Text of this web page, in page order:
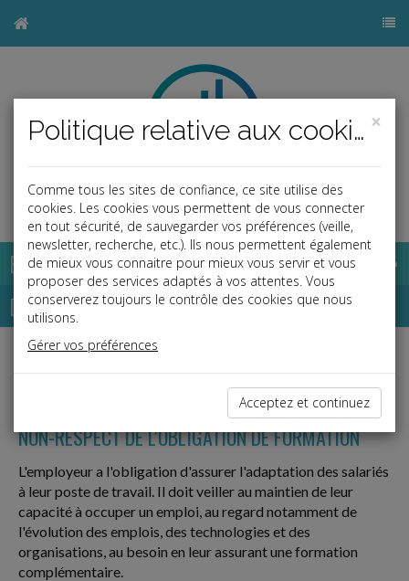
Base documentaire
Dépêches
NON-RESPECT DE L'OBLIGATION DE FORMATION
L'employeur a l'obligation d'assurer l'adaptation des salariés
à leur poste de travail. Il doit veiller au maintien de leur
capacité à occuper un emploi, au regard notamment de
l'évolution des emplois, des technologies et des
organisations, au besoin en leur assurant une formation
complémentaire.
×
Politique relative aux cookies
Comme tous les sites de confiance, ce site utilise des
cookies. Les cookies vous permettent de vous connecter
en tout sécurité, de sauvegarder vos préférences (veille,
newsletter, recherche, etc.). Ils nous permettent également
de mieux vous connaitre pour mieux vous servir et vous
proposer des services adaptés à vos attentes. Vous
conserverez toujours le contrôle des cookies que nous
utilisons.
Gérer vos préférences
Acceptez et continuez